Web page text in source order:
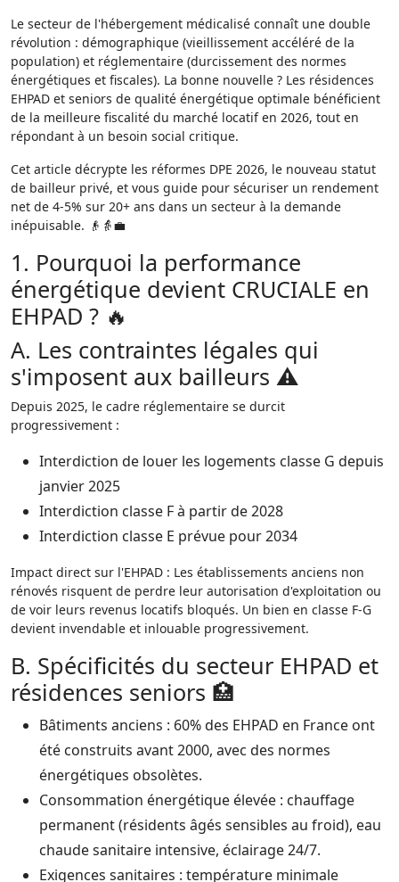
Le secteur de l'hébergement médicalisé connaît une double
révolution : démographique (vieillissement accéléré de la
population) et réglementaire (durcissement des normes
énergétiques et fiscales). La bonne nouvelle ? Les résidences
EHPAD et seniors de qualité énergétique optimale bénéficient
de la meilleure fiscalité du marché locatif en 2026, tout en
répondant à un besoin social critique.
Cet article décrypte les réformes DPE 2026, le nouveau statut
de bailleur privé, et vous guide pour sécuriser un rendement
net de 4-5% sur 20+ ans dans un secteur à la demande
inépuisable. 👴👵💼
1. Pourquoi la performance
énergétique devient CRUCIALE en
EHPAD ? 🔥
A. Les contraintes légales qui
s'imposent aux bailleurs ⚠️
Depuis 2025, le cadre réglementaire se durcit
progressivement :
Interdiction de louer les logements classe G depuis
janvier 2025​
Interdiction classe F à partir de 2028​
Interdiction classe E prévue pour 2034​
Impact direct sur l'EHPAD : Les établissements anciens non
rénovés risquent de perdre leur autorisation d'exploitation ou
de voir leurs revenus locatifs bloqués. Un bien en classe F-G
devient invendable et inlouable progressivement.​
B. Spécificités du secteur EHPAD et
résidences seniors 🏥
Bâtiments anciens : 60% des EHPAD en France ont
été construits avant 2000, avec des normes
énergétiques obsolètes.​
Consommation énergétique élevée : chauffage
permanent (résidents âgés sensibles au froid), eau
chaude sanitaire intensive, éclairage 24/7.​
Exigences sanitaires : température minimale